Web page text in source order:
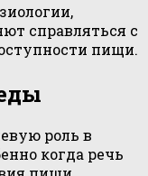
справляться с
пищи.
роль в
когда речь